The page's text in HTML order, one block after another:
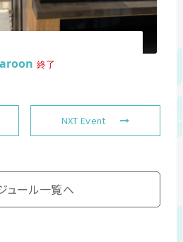
終了
NXT Event
ュール一覧へ